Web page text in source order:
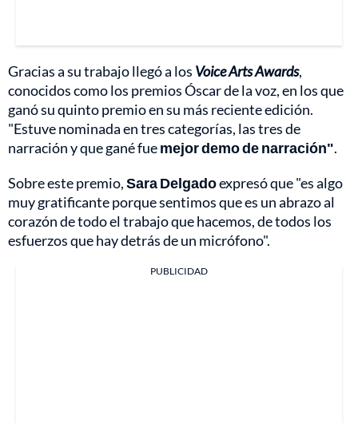
Gracias a su trabajo llegó a los Voice Arts Awards,
conocidos como los premios Óscar de la voz, en los que
ganó su quinto premio en su más reciente edición.
"Estuve nominada en tres categorías, las tres de
narración y que gané fuemejor demo de narración".
Sobre este premio,Sara Delgadoexpresó que "es algo
muy gratificante porque sentimos que es un abrazo al
corazón de todo el trabajo que hacemos, de todos los
esfuerzos que hay detrás de un micrófono".
PUBLICIDAD